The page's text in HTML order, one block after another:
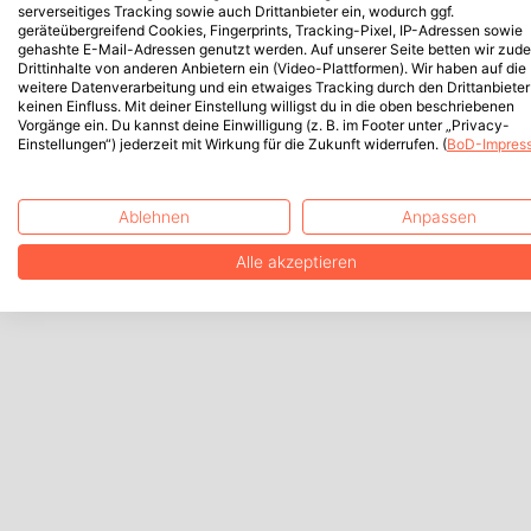
serverseitiges Tracking sowie auch Drittanbieter ein, wodurch ggf.
geräteübergreifend Cookies, Fingerprints, Tracking-Pixel, IP-Adressen sowie
gehashte E-Mail-Adressen genutzt werden. Auf unserer Seite betten wir
Drittinhalte von anderen Anbietern ein (Video-Plattformen). Wir haben auf die
weitere Datenverarbeitung und ein etwaiges Tracking durch den Drittanbieter
keinen Einfluss. Mit deiner Einstellung willigst du in die oben beschriebenen
Vorgänge ein. Du kannst deine Einwilligung (z. B. im Footer unter „Privacy-
Einstellungen“) jederzeit mit Wirkung für die Zukunft widerrufen. (BoD-
Ablehnen Anpassen
Alle akzeptieren